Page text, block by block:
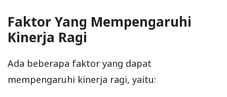
Faktor Yang Mempengaruhi
Kinerja Ragi
Ada beberapa faktor yang dapat
mempengaruhi kinerja ragi, yaitu: